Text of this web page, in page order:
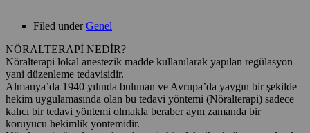
Filed underGenel
NÖRALTERAPİ NEDİR?
Nöralterapi lokal anestezik madde kullanılarak yapılan regülasyon
yani düzenleme tedavisidir.
Almanya’da 1940 yılında bulunan ve Avrupa’da yaygın bir şekilde
hekim uygulamasında olan bu tedavi yöntemi (Nöralterapi) sadece
kalıcı bir tedavi yöntemi olmakla beraber aynı zamanda bir
koruyucu hekimlik yöntemidir.